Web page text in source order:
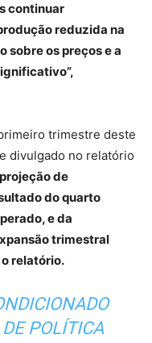
continuar
reduzida na
sobre os preços e a
trimestre deste
divulgado no relatório
de
do quarto
e da
trimestral
relatório.
POLÍTICA